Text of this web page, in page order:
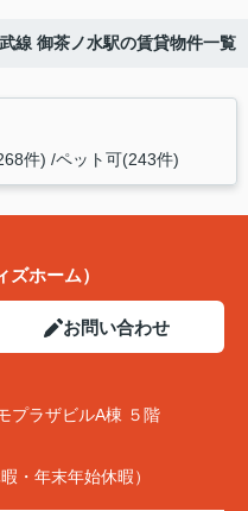
線 御茶ノ水駅の賃貸物件一覧
件) ペット可(243件)
ホーム）
お問い合わせ
プラザビルA棟 ５階
・年末年始休暇）